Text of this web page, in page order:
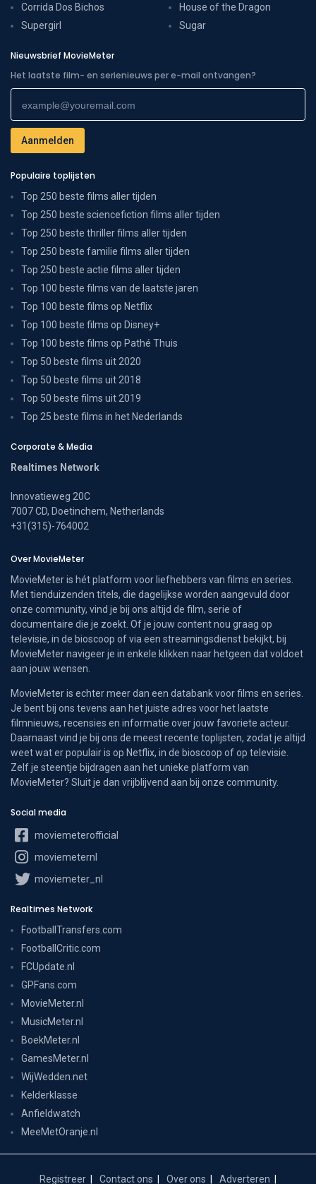
Corrida Dos Bichos
Supergirl
House of the Dragon
Sugar
Nieuwsbrief MovieMeter
Het laatste film- en serienieuws per e-mail ontvangen?
Populaire toplijsten
Top 250 beste films aller tijden
Top 250 beste sciencefiction films aller tijden
Top 250 beste thriller films aller tijden
Top 250 beste familie films aller tijden
Top 250 beste actie films aller tijden
Top 100 beste films van de laatste jaren
Top 100 beste films op Netflix
Top 100 beste films op Disney+
Top 100 beste films op Pathé Thuis
Top 50 beste films uit 2020
Top 50 beste films uit 2018
Top 50 beste films uit 2019
Top 25 beste films in het Nederlands
Corporate & Media
Realtimes Network
Innovatieweg 20C
7007 CD, Doetinchem, Netherlands
+31(315)-764002
Over MovieMeter
MovieMeter is hét platform voor liefhebbers van films en series.
Met tienduizenden titels, die dagelijkse worden aangevuld door
onze community, vind je bij ons altijd de film, serie of
documentaire die je zoekt. Of je jouw content nou graag op
televisie, in de bioscoop of via een streamingsdienst bekijkt, bij
MovieMeter navigeer je in enkele klikken naar hetgeen dat voldoet
aan jouw wensen.
MovieMeter is echter meer dan een databank voor films en series.
Je bent bij ons tevens aan het juiste adres voor het laatste
filmnieuws, recensies en informatie over jouw favoriete acteur.
Daarnaast vind je bij ons de meest recente toplijsten, zodat je altijd
weet wat er populair is op Netflix, in de bioscoop of op televisie.
Zelf je steentje bijdragen aan het unieke platform van
MovieMeter? Sluit je dan vrijblijvend aan bij onze community.
Social media
moviemeterofficial
moviemeternl
moviemeter_nl
Realtimes Network
FootballTransfers.com
FootballCritic.com
FCUpdate.nl
GPFans.com
MovieMeter.nl
MusicMeter.nl
BoekMeter.nl
GamesMeter.nl
WijWedden.net
Kelderklasse
Anfieldwatch
MeeMetOranje.nl
Registreer Contact ons Over ons Adverteren